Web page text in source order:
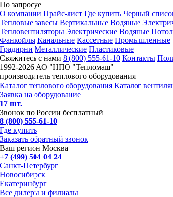
По запросуе
О компании Прайс-лист Где купить Черный
Тепловые завесы Вертикальные Водяные
Тепловентиляторы Электрические Водяные
Фанкойлы Канальные Кассетные Промышленные
Градирни Металлические Пластиковые
Свяжитесь с нами 8 (800) 555-61-10 Контакты
1992-2026 АО "НПО "Тепломаш"
производитель теплового оборудования
Каталог теплового оборудования Каталог
Заявка на оборудование
17 шт.
Звонок по России бесплатный
8 (800) 555-61-10
Где купить
Заказать обратный звонок
Ваш регион Москва
+7 (499) 504-04-24
Санкт-Петербург
Новосибирск
Екатеринбург
Все дилеры и филиалы